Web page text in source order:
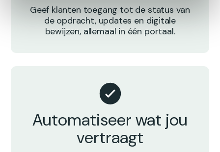
Geef klanten toegang tot de status van
de opdracht, updates en digitale
bewijzen, allemaal in één portaal.
Automatiseer wat jou
vertraagt